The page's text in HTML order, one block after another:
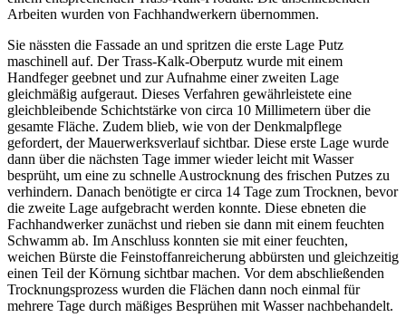
Arbeiten wurden von Fachhandwerkern übernommen.
Sie nässten die Fassade an und spritzen die erste Lage Putz
maschinell auf. Der Trass-Kalk-Oberputz wurde mit einem
Handfeger geebnet und zur Aufnahme einer zweiten Lage
gleichmäßig aufgeraut. Dieses Verfahren gewährleistete eine
gleichbleibende Schichtstärke von circa 10 Millimetern über die
gesamte Fläche. Zudem blieb, wie von der Denkmalpflege
gefordert, der Mauerwerksverlauf sichtbar. Diese erste Lage wurde
dann über die nächsten Tage immer wieder leicht mit Wasser
besprüht, um eine zu schnelle Austrocknung des frischen Putzes zu
verhindern. Danach benötigte er circa 14 Tage zum Trocknen, bevor
die zweite Lage aufgebracht werden konnte. Diese ebneten die
Fachhandwerker zunächst und rieben sie dann mit einem feuchten
Schwamm ab. Im Anschluss konnten sie mit einer feuchten,
weichen Bürste die Feinstoffanreicherung abbürsten und gleichzeitig
einen Teil der Körnung sichtbar machen. Vor dem abschließenden
Trocknungsprozess wurden die Flächen dann noch einmal für
mehrere Tage durch mäßiges Besprühen mit Wasser nachbehandelt.